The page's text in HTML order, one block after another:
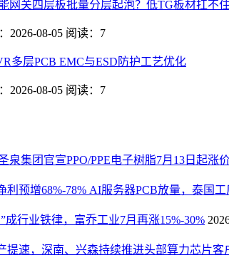
网关四层板批量分层起泡？低TG板材扛不
2026-08-05 阅读：7
多层PCB EMC与ESD防护工艺优化
2026-08-05 阅读：7
圣泉集团官宣PPO/PPE电子树脂7月13日起
利预增68%-78% AI服务器PCB放量，泰国
成行业铁律，富乔工业7月再涨15%-30%
提速，深南、兴森持续推进头部算力芯片客